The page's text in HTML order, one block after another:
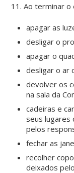
11. Ao terminar
apagar as
desligar o
apagar o
desligar o ar
devolver os
na sala da
cadeiras e
seus lugares
pelos
fechar as
recolher
deixados